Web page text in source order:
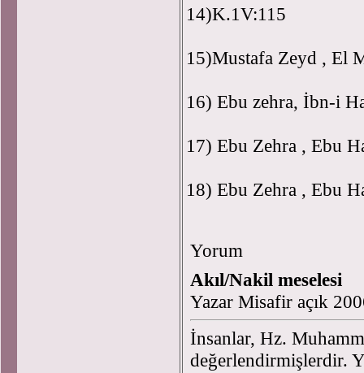
14)K.1V:115
15)Mustafa Zeyd , El
16) Ebu zehra, İbn-i
17) Ebu Zehra , Ebu
18) Ebu Zehra , Ebu
Yorum
Akıl/Nakil meselesi
Yazar Misafir açık
İnsanlar, Hz.
değerlendirmişlerdir.